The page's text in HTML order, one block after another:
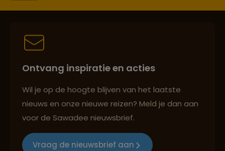
Best beoordeelde reisroutes
Groepsreizen mét indivuele vrijheid
Ontvang inspiratie en acties
Wil je op de hoogte blijven van het laatste
nieuws en onze nieuwe reizen? Meld je dan aan
voor de Sawadee nieuwsbrief.
Vraag de nieuwsbrief aan